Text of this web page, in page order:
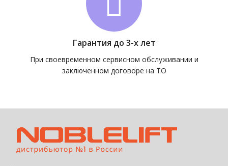
Гарантия до 3-х лет
При своевременном сервисном обслуживании и
заключенном договоре на ТО